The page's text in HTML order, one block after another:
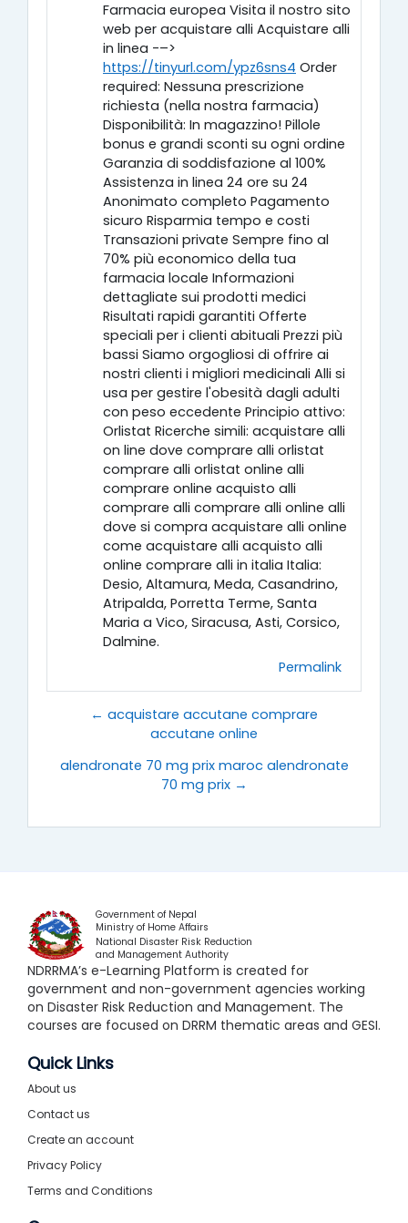
Farmacia europea Visita il nostro sito
web per acquistare alli Acquistare alli
in linea -–>
https://tinyurl.com/ypz6sns4 Order
required: Nessuna prescrizione
richiesta (nella nostra farmacia)
Disponibilità: In magazzino! Pillole
bonus e grandi sconti su ogni ordine
Garanzia di soddisfazione al 100%
Assistenza in linea 24 ore su 24
Anonimato completo Pagamento
sicuro Risparmia tempo e costi
Transazioni private Sempre fino al
70% più economico della tua
farmacia locale Informazioni
dettagliate sui prodotti medici
Risultati rapidi garantiti Offerte
speciali per i clienti abituali Prezzi più
bassi Siamo orgogliosi di offrire ai
nostri clienti i migliori medicinali Alli si
usa per gestire l'obesità dagli adulti
con peso eccedente Principio attivo:
Orlistat Ricerche simili: acquistare alli
on line dove comprare alli orlistat
comprare alli orlistat online alli
comprare online acquisto alli
comprare alli comprare alli online alli
dove si compra acquistare alli online
come acquistare alli acquisto alli
online comprare alli in italia Italia:
Desio, Altamura, Meda, Casandrino,
Atripalda, Porretta Terme, Santa
Maria a Vico, Siracusa, Asti, Corsico,
Dalmine.
Permalink
← acquistare accutane comprare
accutane online
alendronate 70 mg prix maroc alendronate
70 mg prix →
Government of Nepal
Ministry of Home Affairs
National Disaster Risk Reduction
and Management Authority
NDRRMA’s e-Learning Platform is created for
government and non-government agencies working
on Disaster Risk Reduction and Management. The
courses are focused on DRRM thematic areas and GESI.
Quick Links
About us
Contact us
Create an account
Privacy Policy
Terms and Conditions